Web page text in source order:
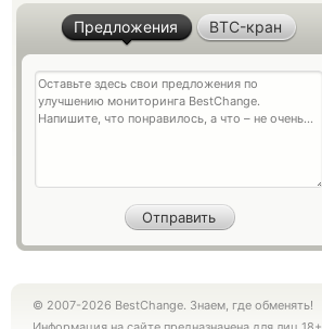
Предложения BTC-кран
© 2007-2026 BestChange. Знаем, где обменять!